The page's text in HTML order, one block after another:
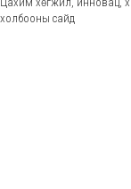
холбооны сайд